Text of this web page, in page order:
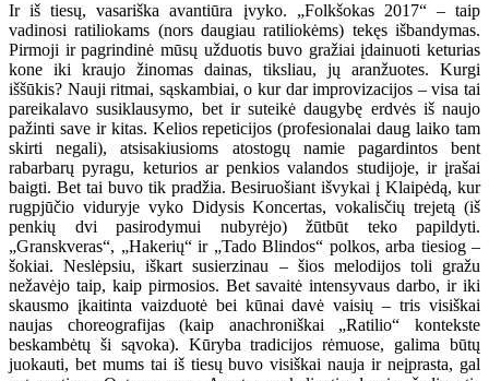
Ir iš tiesų, vasariška avantiūra įvyko. „Folkšokas 2017“ – taip
vadinosi ratiliokams (nors daugiau ratiliokėms) tekęs išbandymas.
Pirmoji ir pagrindinė mūsų užduotis buvo gražiai įdainuoti keturias
kone iki kraujo žinomas dainas, tiksliau, jų aranžuotes. Kurgi
iššūkis? Nauji ritmai, sąskambiai, o kur dar improvizacijos – visa tai
pareikalavo susiklausymo, bet ir suteikė daugybę erdvės iš naujo
pažinti save ir kitas. Kelios repeticijos (profesionalai daug laiko tam
skirti negali), atsisakiusioms atostogų namie pagardintos bent
rabarbarų pyragu, keturios ar penkios valandos studijoje, ir įrašai
baigti. Bet tai buvo tik pradžia. Besiruošiant išvykai į Klaipėdą, kur
rugpjūčio viduryje vyko Didysis Koncertas, vokalisčių trejetą (iš
penkių dvi pasirodymui nubyrėjo) žūtbūt teko papildyti.
„Granskveras“, „Hakerių“ ir „Tado Blindos“ polkos, arba tiesiog –
šokiai. Neslėpsiu, iškart susierzinau – šios melodijos toli gražu
nežavėjo taip, kaip pirmosios. Bet savaitė intensyvaus darbo, ir iki
skausmo įkaitinta vaizduotė bei kūnai davė vaisių – tris visiškai
naujas choreografijas (kaip anachroniškai „Ratilio“ kontekste
beskambėtų ši sąvoka). Kūryba tradicijos rėmuose, galima būtų
juokauti, bet mums tai iš tiesų buvo visiškai nauja ir neįprasta, gal